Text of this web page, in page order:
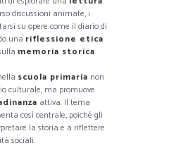
discussioni animate, i
su opere come il diario di
una riflessione etica
memoria storica.
scuola primaria non
culturale, ma promuove
attiva. Il tema
così centrale, poiché gli
la storia e a riflettere
sociali.